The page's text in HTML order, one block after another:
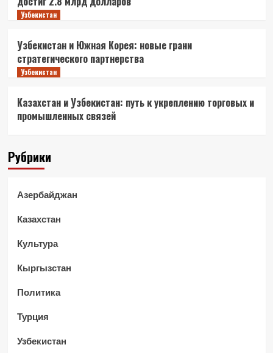
Узбекистан
Узбекистан и Южная Корея: новые грани
стратегического партнерства
Узбекистан
Казахстан и Узбекистан: путь к укреплению торговых и
промышленных связей
Рубрики
Азербайджан
Казахстан
Культура
Кыргызстан
Политика
Турция
Узбекистан